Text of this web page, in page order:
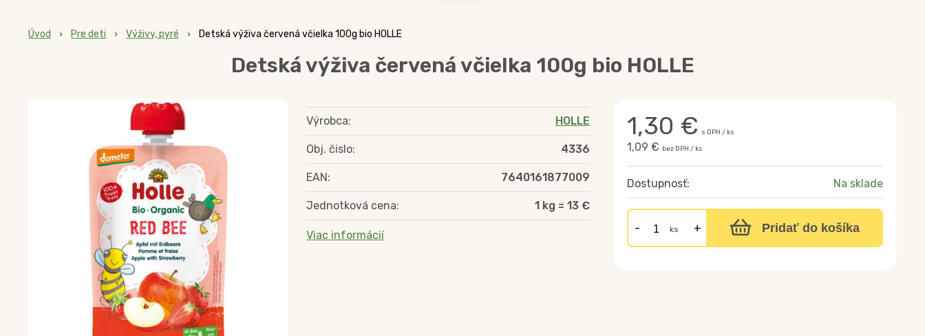
Úvod Pre deti Výživy, pyré Detská výživa červená včielka 100g bio HOLLE
Detská výživa červená včielka 100g bio HOLLE
1,30 € s DPH / ks
1,09 € bez DPH / ks
Dostupnosť: Na sklade
ks Pridať do košíka
Výrobca: HOLLE
Obj. čislo: 4336
EAN: 7640161877009
Jednotková cena: 1 kg = 13 €
Viac informácií